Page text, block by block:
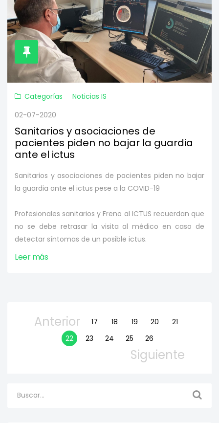
Categorías
Noticias IS
02-07-2020
Sanitarios y asociaciones de
pacientes piden no bajar la guardia
ante el ictus
Sanitarios y asociaciones de pacientes piden no bajar
la guardia ante el ictus pese a la COVID-19
Profesionales sanitarios y Freno al ICTUS recuerdan que
no se debe retrasar la visita al médico en caso de
detectar síntomas de un posible ictus.
Leer más
Anterior 17 18 19 20
21
22
23 24 25 26
Siguiente